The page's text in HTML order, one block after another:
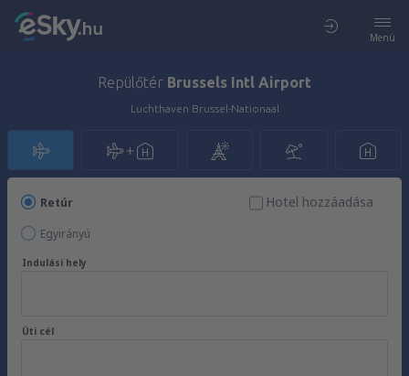
Menü
Repülőtér Brussels Intl Airport
Luchthaven Brussel-Nationaal
Retúr
Egyirányú
Hotel hozzáadása
Indulási hely
Úti cél